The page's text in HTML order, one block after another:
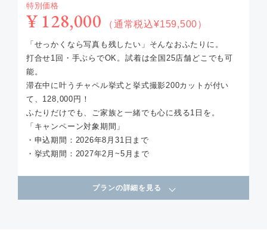
特別価格
¥ 128,000 （通常税込¥159,500）
「せっかくなら写真も残したい」そんなおふたりに。
打合せ1回・手ぶらでOK。試着は全国25店舗どこでも可
能。
滞在中に叶うチャペル挙式と挙式撮影200カットが付い
て、128,000円！
ふたりだけでも、ご家族と一緒でも心に残る1日を。
「キャンペーン対象期間」
・申込期間：2026年8月31日まで
・挙式期間：2027年2月~5月まで
プランの詳細を見る